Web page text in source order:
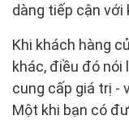
dàng tiếp cận với
Khi khách hàng
khác, điều đó nói
cung cấp giá trị -
Một khi bạn có